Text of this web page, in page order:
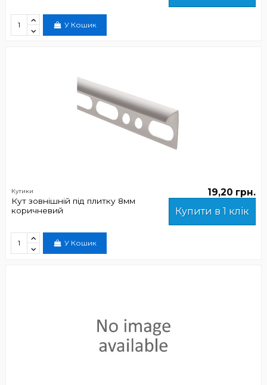
У Кошик
Кутики
Кут зовнішній під плитку 8мм
коричневий
19,20 грн.
Купити в 1 клік
У Кошик